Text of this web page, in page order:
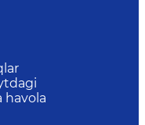
havola